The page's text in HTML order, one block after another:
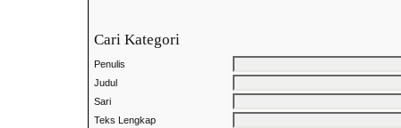
Cari Kategori
Penulis
Judul
Sari
Teks Lengkap